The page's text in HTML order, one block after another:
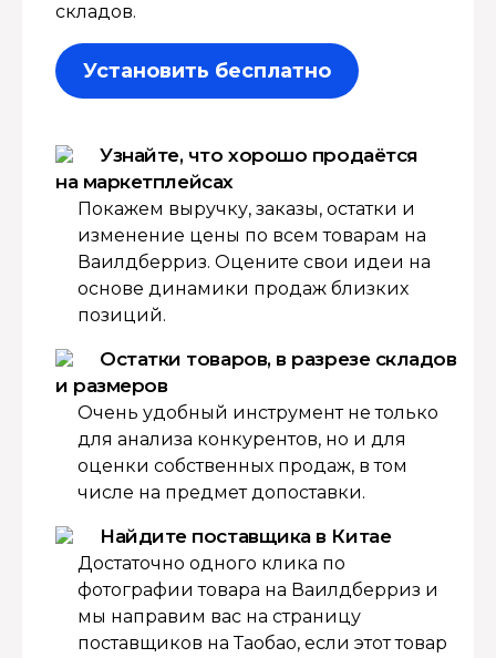
складов.
Установить бесплатно
Узнайте, что хорошо продаётся
на маркетплейсах
Покажем выручку, заказы, остатки и
изменение цены по всем товарам на
Ваилдберриз. Оцените свои идеи на
основе динамики продаж близких
позиций.
Остатки товаров, в разрезе складов
и размеров
Очень удобный инструмент не только
для анализа конкурентов, но и для
оценки собственных продаж, в том
числе на предмет допоставки.
Найдите поставщика в Китае
Достаточно одного клика по
фотографии товара на Ваилдберриз и
мы направим вас на страницу
поставщиков на Таобао, если этот товар